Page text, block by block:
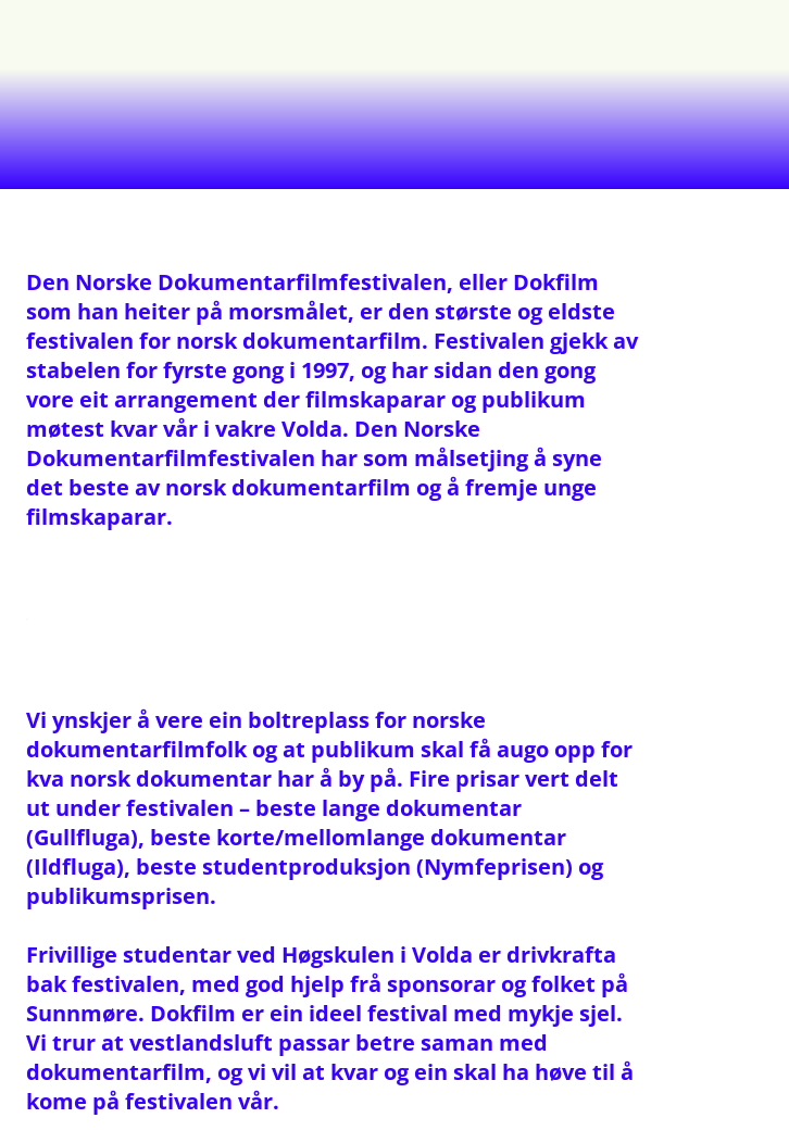
Den Norske Dokumentarfilmfestivalen, eller Dokfilm
som han heiter på morsmålet, er den største og eldste
festivalen for norsk dokumentarfilm. Festivalen gjekk av
stabelen for fyrste gong i 1997, og har sidan den gong
vore eit arrangement der filmskaparar og publikum
møtest kvar vår i vakre Volda. Den Norske
Dokumentarfilmfestivalen har som målsetjing å syne
det beste av norsk dokumentarfilm og å fremje unge
filmskaparar.
Vi ynskjer å vere ein boltreplass for norske
dokumentarfilmfolk og at publikum skal få augo opp for
kva norsk dokumentar har å by på. Fire prisar vert delt
ut under festivalen – beste lange dokumentar
(Gullfluga), beste korte/mellomlange dokumentar
(Ildfluga), beste studentproduksjon (Nymfeprisen) og
publikumsprisen.
Frivillige studentar ved Høgskulen i Volda er drivkrafta
bak festivalen, med god hjelp frå sponsorar og folket på
Sunnmøre. Dokfilm er ein ideel festival med mykje sjel.
Vi trur at vestlandsluft passar betre saman med
dokumentarfilm, og vi vil at kvar og ein skal ha høve til å
kome på festivalen vår.